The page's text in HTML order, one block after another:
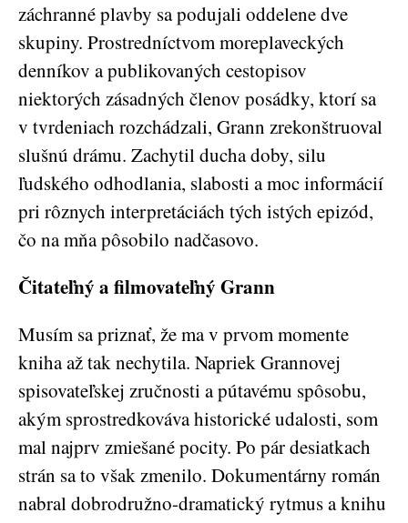
záchranné plavby sa podujali oddelene dve
skupiny. Prostredníctvom moreplaveckých
denníkov a publikovaných cestopisov
niektorých zásadných členov posádky, ktorí sa
v tvrdeniach rozchádzali, Grann zrekonštruoval
slušnú drámu. Zachytil ducha doby, silu
ľudského odhodlania, slabosti a moc informácií
pri rôznych interpretáciách tých istých epizód,
čo na mňa pôsobilo nadčasovo.
Čitateľný a filmovateľný Grann
Musím sa priznať, že ma v prvom momente
kniha až tak nechytila. Napriek Grannovej
spisovateľskej zručnosti a pútavému spôsobu,
akým sprostredkováva historické udalosti, som
mal najprv zmiešané pocity. Po pár desiatkach
strán sa to však zmenilo. Dokumentárny román
nabral dobrodružno-dramatický rytmus a knihu